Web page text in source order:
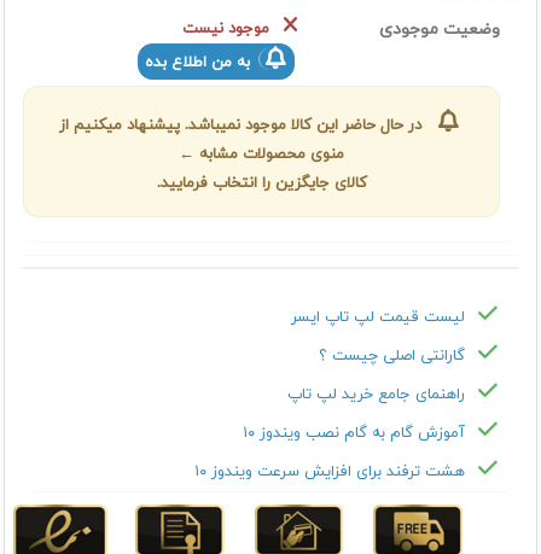
وضعیت موجودی
موجود نیست
به من اطلاع بده
در حال حاضر این کالا موجود نمیباشد. پیشنهاد میکنیم از
منوی محصولات مشابه ←
کالای جایگزین را انتخاب فرمایید.
لیست قیمت لپ تاپ ايسر
گارانتی اصلی چیست ؟
راهنمای جامع خرید لپ تاپ
آموزش گام به گام نصب ویندوز ۱۰
هشت ترفند برای افزایش سرعت ویندوز ۱۰